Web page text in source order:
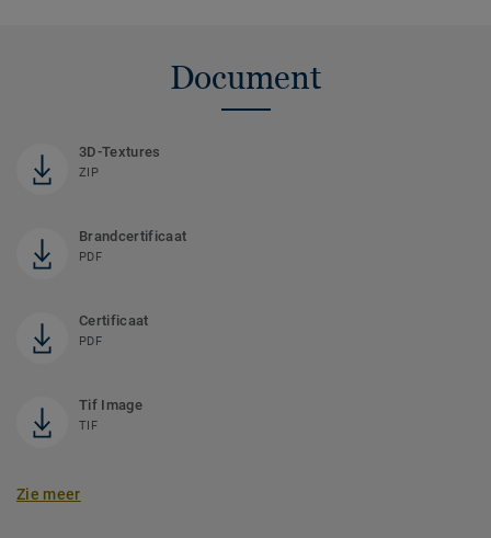
Document
3D-Textures
ZIP
Brandcertificaat
PDF
Certificaat
PDF
Tif Image
TIF
Zie meer